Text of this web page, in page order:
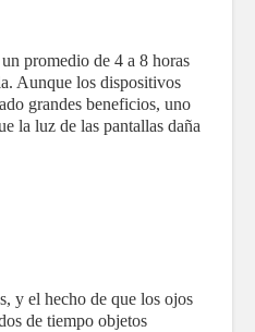
promedio de 4 a 8 horas
Aunque los dispositivos
grandes beneficios, uno
la luz de las pantallas daña
y el hecho de que los ojos
de tiempo objetos